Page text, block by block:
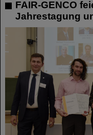
FAIR-GENCO
Jahrestagung